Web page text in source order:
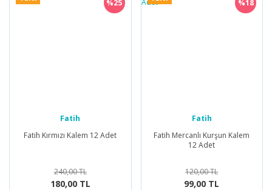
%25
Fatih
Fatih Kırmızı Kalem 12 Adet
240,00 TL
180,00 TL
%18
Fatih
Fatih Mercanlı Kurşun Kalem
12 Adet
120,00 TL
99,00 TL